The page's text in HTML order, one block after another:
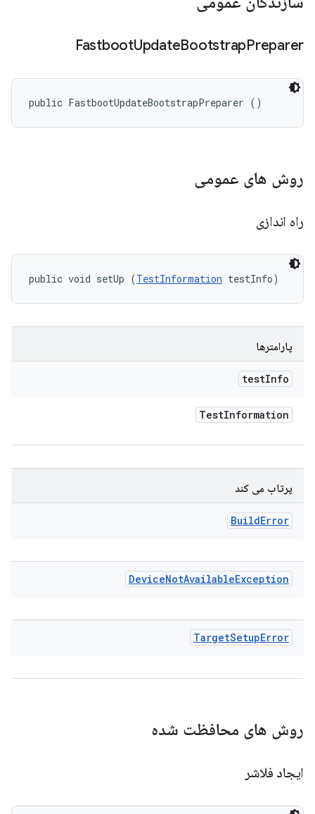
FastbootUpdateBootstrapPreparer
public FastbootUpdateBootstrapPreparer ()
روش های عمومی
راه اندازی
public void setUp (TestInformation testInfo)
پارامترها
testInfo
TestInformation
پرتاب می کند
BuildError
DeviceNotAvailableException
TargetSetupError
روش های محافظت شده
ایجاد فلاشر